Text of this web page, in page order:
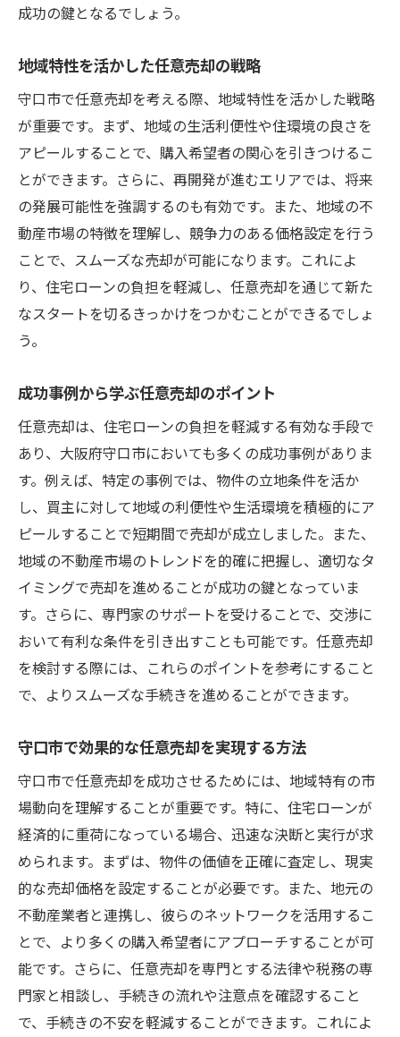
成功の鍵となるでしょう。
地域特性を活かした任意売却の戦略
守口市で任意売却を考える際、地域特性を活かした戦略
が重要です。まず、地域の生活利便性や住環境の良さを
アピールすることで、購入希望者の関心を引きつけるこ
とができます。さらに、再開発が進むエリアでは、将来
の発展可能性を強調するのも有効です。また、地域の不
動産市場の特徴を理解し、競争力のある価格設定を行う
ことで、スムーズな売却が可能になります。これによ
り、住宅ローンの負担を軽減し、任意売却を通じて新た
なスタートを切るきっかけをつかむことができるでしょ
う。
成功事例から学ぶ任意売却のポイント
任意売却は、住宅ローンの負担を軽減する有効な手段で
あり、大阪府守口市においても多くの成功事例がありま
す。例えば、特定の事例では、物件の立地条件を活か
し、買主に対して地域の利便性や生活環境を積極的にア
ピールすることで短期間で売却が成立しました。また、
地域の不動産市場のトレンドを的確に把握し、適切なタ
イミングで売却を進めることが成功の鍵となっていま
す。さらに、専門家のサポートを受けることで、交渉に
おいて有利な条件を引き出すことも可能です。任意売却
を検討する際には、これらのポイントを参考にすること
で、よりスムーズな手続きを進めることができます。
守口市で効果的な任意売却を実現する方法
守口市で任意売却を成功させるためには、地域特有の市
場動向を理解することが重要です。特に、住宅ローンが
経済的に重荷になっている場合、迅速な決断と実行が求
められます。まずは、物件の価値を正確に査定し、現実
的な売却価格を設定することが必要です。また、地元の
不動産業者と連携し、彼らのネットワークを活用するこ
とで、より多くの購入希望者にアプローチすることが可
能です。さらに、任意売却を専門とする法律や税務の専
門家と相談し、手続きの流れや注意点を確認すること
で、手続きの不安を軽減することができます。これによ